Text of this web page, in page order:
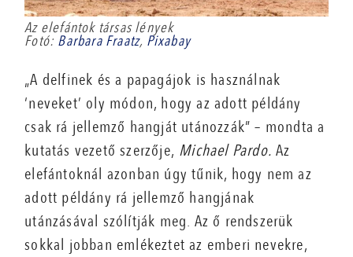
Az elefántok társas lények
Fotó: Barbara Fraatz, Pixabay
„A delfinek és a papagájok is használnak
‘neveket’ oly módon, hogy az adott példány
csak rá jellemző hangját utánozzák” – mondta a
kutatás vezető szerzője, Michael Pardo. Az
elefántoknál azonban úgy tűnik, hogy nem az
adott példány rá jellemző hangjának
utánzásával szólítják meg. Az ő rendszerük
sokkal jobban emlékeztet az emberi nevekre,